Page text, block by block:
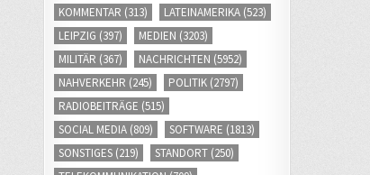
KOMMENTAR (313) LATEINAMERIKA (523)
LEIPZIG (397) MEDIEN (3203)
MILITÄR (367) NACHRICHTEN (5952)
NAHVERKEHR (245) POLITIK (2797)
RADIOBEITRÄGE (515)
SOCIAL MEDIA (809) SOFTWARE (1813)
SONSTIGES (219) STANDORT (250)